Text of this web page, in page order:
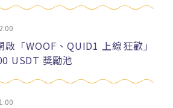
啟「WOOF、QUID1 上線狂歡」
USDT 獎勵池